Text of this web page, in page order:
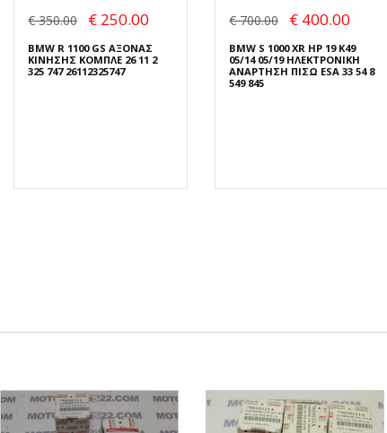
€ 350.00 € 250.00
BMW R 1100 GS ΑΞΟΝΑΣ
ΚΙΝΗΣΗΣ ΚΟΜΠΛΕ 26 11 2
325 747 26112325747
€ 700.00 € 400.00
BMW S 1000 XR HP 19 K49
05/14 05/19 ΗΛΕΚΤΡΟΝΙΚΗ
ΑΝΑΡΤΗΣΗ ΠΙΣΩ ESA 33 54 8
549 845